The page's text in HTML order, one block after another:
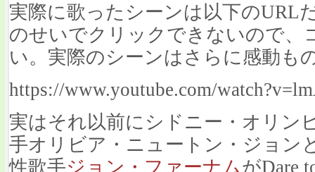
実際に歌ったシーンは以下のURL
のせいでクリックできないので、
い。実際のシーンはさらに感動も
https://www.youtube.com/
実はそれ以前にシドニー・オリン
手オリビア・ニュートン・ジョン
性歌手ジョン・ファーナムがDare